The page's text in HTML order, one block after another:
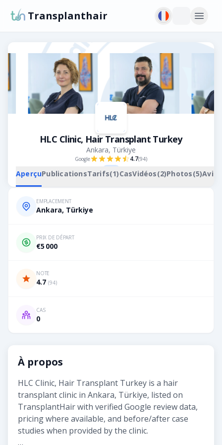
Transplanthair
HLC Clinic, Hair Transplant Turkey
Ankara, Türkiye
Google 4.7(94)
AperçuPublicationsTarifs(1)CasVidéos(2)Photos(5)Avis
EMPLACEMENT
Ankara, Türkiye
PRIX DE DÉPART
€5 000
NOTE
4.7 (94)
CAS
0
À propos
HLC Clinic, Hair Transplant Turkey is a hair
transplant clinic in Ankara, Türkiye, listed on
TransplantHair with verified Google review data,
pricing where available, and before/after case
studies when provided by the clinic.